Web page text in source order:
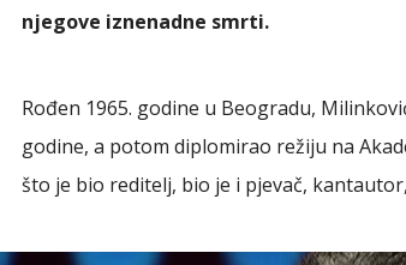
njegove iznenadne smrti.
Rođen 1965. godine u Beogradu,
godine, a potom diplomirao režiju na
što je bio reditelj, bio je i pjevač,